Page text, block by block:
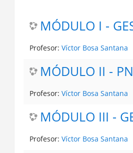
MÓDULO I -
Profesor: Víctor Bosa Santana
MÓDULO II -
Profesor: Víctor Bosa Santana
Profesor: Víctor Bosa Santana